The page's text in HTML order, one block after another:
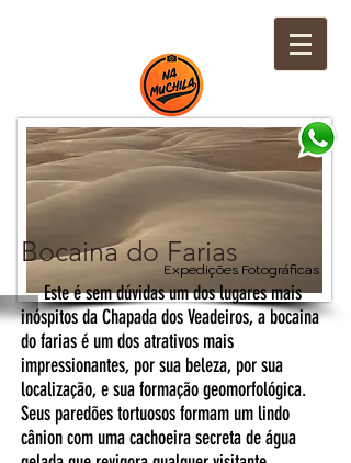
Expedições Fotográficas
Bocaina do Farias
Este é sem dúvidas um dos lugares mais
inóspitos da Chapada dos Veadeiros, a bocaina
do farias é um dos atrativos mais
impressionantes, por sua beleza, por sua
localização, e sua formação geomorfológica.
Seus paredões tortuosos formam um lindo
cânion com uma cachoeira secreta de água